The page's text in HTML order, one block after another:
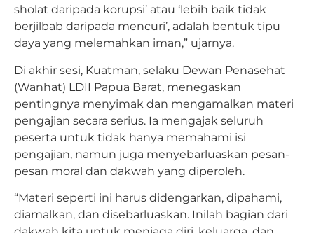
sholat daripada korupsi’ atau ‘lebih baik tidak
berjilbab daripada mencuri’, adalah bentuk tipu
daya yang melemahkan iman,” ujarnya.
Di akhir sesi, Kuatman, selaku Dewan Penasehat
(Wanhat) LDII Papua Barat, menegaskan
pentingnya menyimak dan mengamalkan materi
pengajian secara serius. Ia mengajak seluruh
peserta untuk tidak hanya memahami isi
pengajian, namun juga menyebarluaskan pesan-
pesan moral dan dakwah yang diperoleh.
“Materi seperti ini harus didengarkan, dipahami,
diamalkan, dan disebarluaskan. Inilah bagian dari